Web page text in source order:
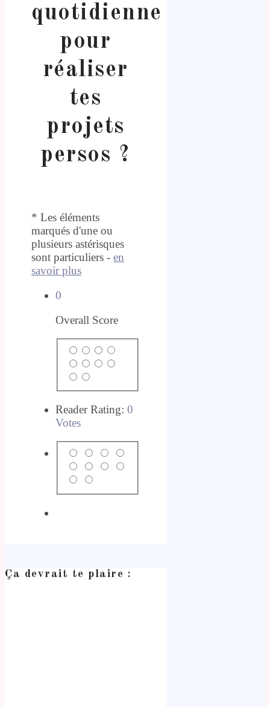
quotidienne
pour
réaliser
tes
projets
persos ?
* Les éléments
marqués d'une ou
plusieurs astérisques
sont particuliers - en
savoir plus
0
Overall Score
Reader Rating: 0
Votes
Ça devrait te plaire :